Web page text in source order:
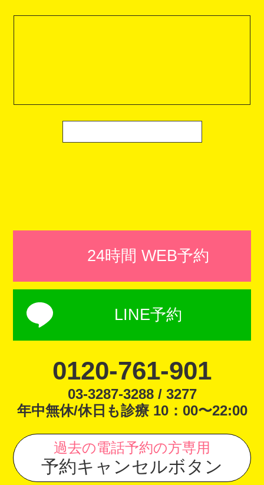
24時間 WEB予約
LINE予約
0120-761-901
03-3287-3288 / 3277
年中無休/休日も診療 10：00〜22:00
過去の電話予約の方専用
予約キャンセルボタン